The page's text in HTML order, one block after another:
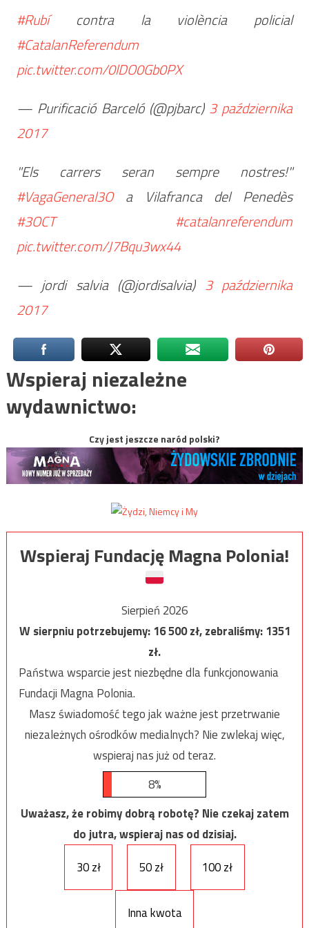
#Rubícontra la violència policial
#CatalanReferendum
pic.twitter.com/0lDO0Gb0PX
— Purificació Barceló (@pjbarc) 3 października
2017
"Els carrers seran sempre nostres!"
#VagaGeneral3Oa Vilafranca del Penedès
#3OCT
#catalanreferendum
pic.twitter.com/J7Bqu3wx44
— jordi salvia (@jordisalvia) 3 października
2017
Wspieraj niezależne
wydawnictwo:
Czy jest jeszcze naród polski?
Wspieraj Fundację Magna Polonia!
Sierpień 2026
W sierpniu potrzebujemy:16 500zł, zebraliśmy:1351
zł.
Państwa wsparcie jest niezbędne dla funkcjonowania
Fundacji Magna Polonia.
Masz świadomość tego jak ważne jest przetrwanie
niezależnych ośrodków medialnych? Nie zwlekaj więc,
wspieraj nas już od teraz.
8%
Uważasz, że robimy dobrą robotę? Nie czekaj zatem
do jutra, wspieraj nas od dzisiaj.
30 zł
50 zł 100 zł
Inna kwota